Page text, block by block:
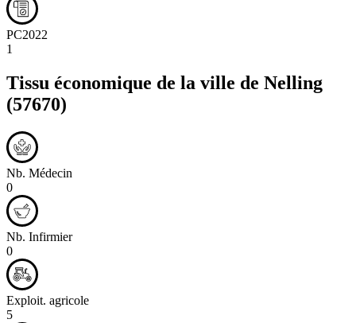
PC2022
1
Tissu économique de la ville de Nelling
(57670)
Nb. Médecin
0
Nb. Infirmier
0
Exploit. agricole
5